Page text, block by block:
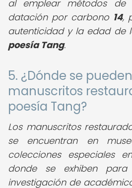
al emplear métodos de
datación por carbono 14,
autenticidad y la edad de
poesía Tang.
5. ¿Dónde se
manuscritos
poesía Tang?
Los manuscritos
se encuentran en
colecciones especiales
donde se exhiben
investigación de